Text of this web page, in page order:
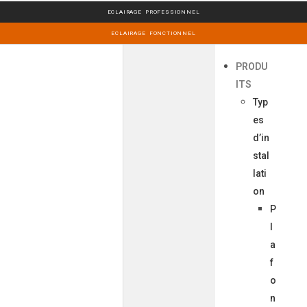
ECLAIRAGE PROFESSIONNEL
ECLAIRAGE FONCTIONNEL
PRODU
ITS
Typ
es
d’in
stal
lati
on
P
a
f
o
n